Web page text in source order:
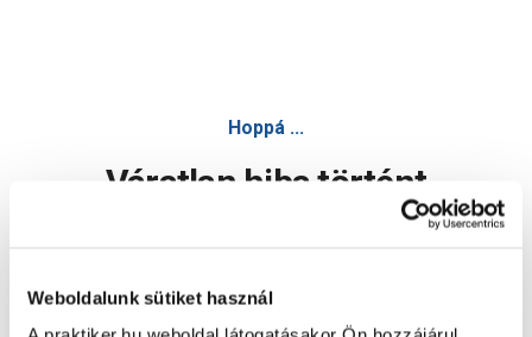
Weboldalunk sütiket használ
Hoppá ...
Váratlan hiba történt